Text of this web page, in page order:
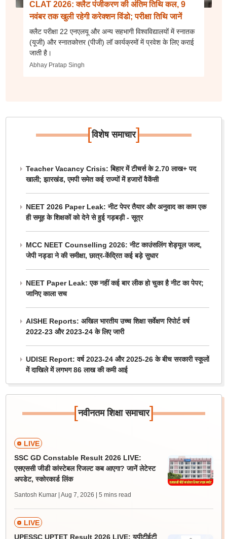
CLAT 2026: क्लैट पंजीकरण की अंतिम तिथि कल, 9
नवंबर तक खुली रहेगी करेक्शन विंडो; परीक्षा तिथि जानें
क्लैट परीक्षा 22 एनएलयू और अन्य सहभागी विश्वविद्यालयों में स्नातक
(यूजी) और स्नातकोत्तर (पीजी) लॉ कार्यक्रमों में प्रवेश के लिए कराई
जाती है।
Abhay Pratap Singh
[विशेष समाचार]
Teacher Vacancy Crisis: बिहार में टीचर्स के 2.70 लाख+ पद
खाली; झारखंड, एमपी समेत कई राज्यों में हजारों वैकेंसी
NEET 2026 Paper Leak: नीट पेपर तैयार और अनुवाद का काम एक
ही समूह के शिक्षकों को देने से हुई गड़बड़ी - सूत्र
MCC NEET Counselling 2026: नीट काउंसलिंग शेड्यूल जल्द,
जेपी नड्डा ने की समीक्षा, छात्र-केंद्रित कई बड़े सुधार
NEET Paper Leak: एक नहीं कई बार लीक हो चुका है नीट का पेपर;
जानिए काला सच
AISHE Reports: अखिल भारतीय उच्च शिक्षा सर्वेक्षण रिपोर्ट वर्ष
2022-23 और 2023-24 के लिए जारी
UDISE Report: वर्ष 2023-24 और 2025-26 के बीच सरकारी स्कूलों
में दाखिले में लगभग 86 लाख की कमी आई
[नवीनतम शिक्षा समाचार]
LIVE
SSC GD Constable Result 2026 LIVE:
एसएससी जीडी कांस्टेबल रिजल्ट कब आएगा? जानें लेटेस्ट
अपडेट, स्कोरकार्ड लिंक
Santosh Kumar | Aug 7, 2026 | 5 mins read
LIVE
UPESSC UPTET Result 2026 LIVE: यूपीटीईटी